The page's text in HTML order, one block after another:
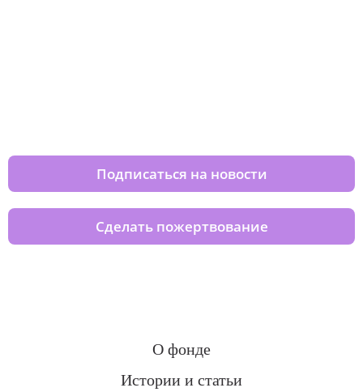
Подписаться на новости
Сделать пожертвование
О фонде
Истории и статьи